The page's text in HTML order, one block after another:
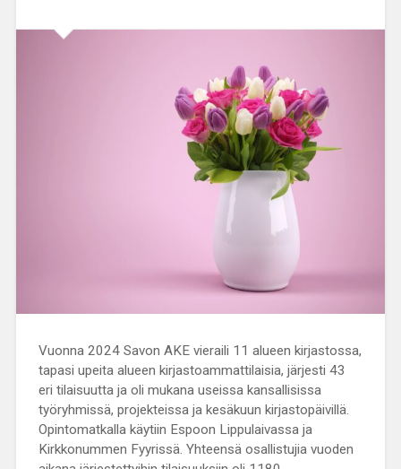
Vuonna 2024 Savon AKE vieraili 11 alueen kirjastossa,
tapasi upeita alueen kirjastoammattilaisia, järjesti 43
eri tilaisuutta ja oli mukana useissa kansallisissa
työryhmissä, projekteissa ja kesäkuun kirjastopäivillä.
Opintomatkalla käytiin Espoon Lippulaivassa ja
Kirkkonummen Fyyrissä. Yhteensä osallistujia vuoden